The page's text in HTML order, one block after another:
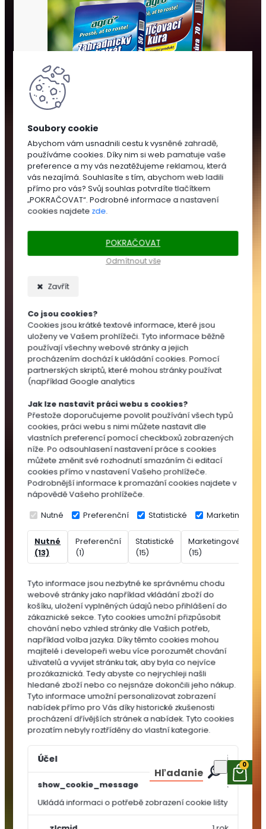
Abychom vám usnadnili cestu k vysněné zahradě,
používáme cookies. Díky nim si web pamatuje vaše
preference a my vás nezatěžujeme reklamou, která
vás nezajímá. Souhlasíte s tím, abychom web ladili
přímo pro vás? Svůj souhlas potvrdíte tlačítkem
„POKRAČOVAT“. Podrobné informace a nastavení
cookies najdete zde.
Odmítnout vše
POKRAČOVAT
Zavřít
Co jsou cookies?
Cookies jsou krátké textové informace, které jsou
uloženy ve Vašem prohlížeči. Tyto informace běžně
používají všechny webové stránky a jejich
procházením dochází k ukládání cookies. Pomocí
partnerských skriptů, které mohou stránky používat
(například Google analytics
Jak lze nastavit práci webu s cookies?
Přestože doporučujeme povolit používání všech typů
cookies, práci webu s nimi můžete nastavit dle
vlastních preferencí pomocí checkboxů zobrazených
níže. Po odsouhlasení nastavení práce s cookies
můžete změnit své rozhodnutí smazáním či editací
cookies přímo v nastavení Vašeho prohlížeče.
Podrobnější informace k promazání cookies najdete v
nápovědě Vašeho prohlížeče.
Nutné Preferenční Statistické Marketingové
Nutné
(13)
Preferenční
(1)
Statistické
(15)
Marketingové
(15)
Tyto informace jsou nezbytné ke správnému chodu
webové stránky jako například vkládání zboží do
košíku, uložení vyplněných údajů nebo přihlášení do
zákaznické sekce. Tyto cookies umožní přizpůsobit
chování nebo vzhled stránky dle Vašich potřeb,
například volba jazyka. Díky těmto cookies mohou
majitelé i developeři webu více porozumět chování
uživatelů a vyvijet stránku tak, aby byla co nejvíce
prozákaznická. Tedy abyste co nejrychleji našli
hledané zboží nebo co nejsnáze dokončili jeho nákup.
Tyto informace umožní personalizovat zobrazení
nabídek přímo pro Vás díky historické zkušenosti
procházení dřívějších stránek a nabídek. Tyto cookies
prozatím nebyly roztříděny do vlastní kategorie.
Účel Vypršení
show_cookie_message
Ukládá informaci o potřebě zobrazení cookie lišty
1 rok
SUBSTRÁTY
MULČOVÁNÍ
SUBSTRÁTY
Zahradnické
substráty
výsev
a
množení
Substráty
pro
pokojovky
Substráty
pro
balkónovky
Substráty
pro
okrasné
dřeviny
Speciální
substráty
Rašelina
Přísady
substrátů
MULČOVACÍ
KŮRA
SEMÍNKA
Hľadanie
0